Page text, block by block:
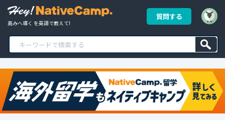
高みへ導く を英語で教えて!
質問する